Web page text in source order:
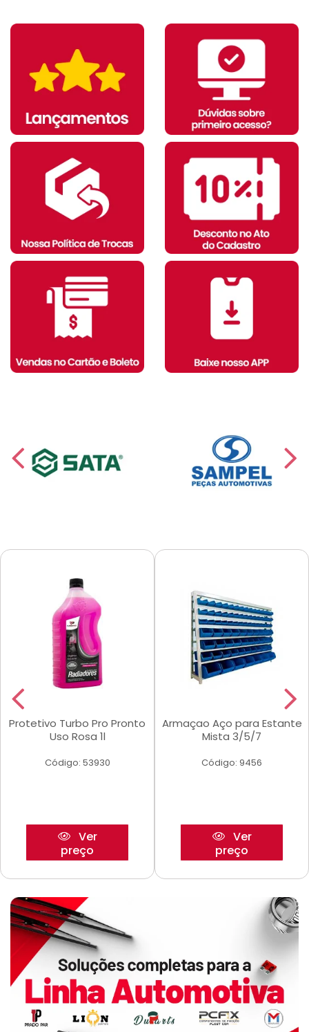
Protetivo Turbo Pro Pronto
Uso Rosa 1l
Código: 53930
Ver
preço
Armaçao Aço para Estante
Mista 3/5/7
Código: 9456
Ver
preço